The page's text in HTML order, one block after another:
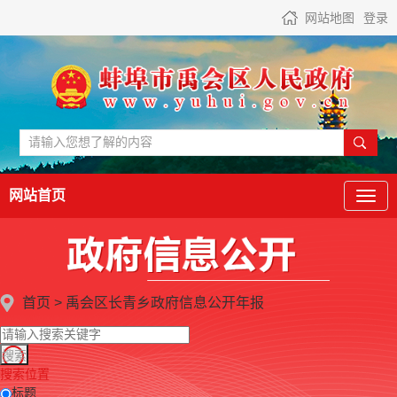
网站地图 登录
网站首页
首页 > 禹会区长青乡政府信息公开年报
搜索位置
标题